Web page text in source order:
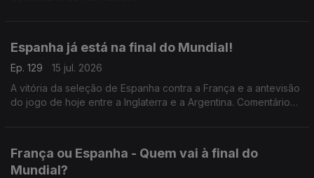
Espanha já está na final do Mundial!
Ep. 129
15 jul. 2026
A vitória da seleção de Espanha contra a França e a antevisão
do jogo de hoje entre a Inglaterra e a Argentina. Comentário
França ou Espanha - Quem vai à final do
Mundial?